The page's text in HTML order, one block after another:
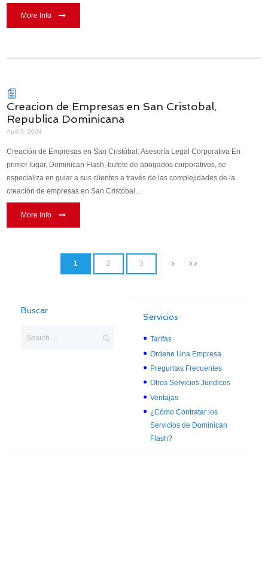
More Info
Creacion de Empresas en San Cristobal,
Republica Dominicana
April 5, 2024
Creación de Empresas en San Cristóbal: Asesoría Legal Corporativa En
primer lugar, Dominican Flash, bufete de abogados corporativos, se
especializa en guiar a sus clientes a través de las complejidades de la
creación de empresas en San Cristóbal...
More Info
1 2 3
Buscar
Servicios
Tarifas
Ordene Una Empresa
Preguntas Frecuentes
Otros Servicios Juridicos
Ventajas
¿Cómo Contratar los
Servicios de Dominican
Flash?